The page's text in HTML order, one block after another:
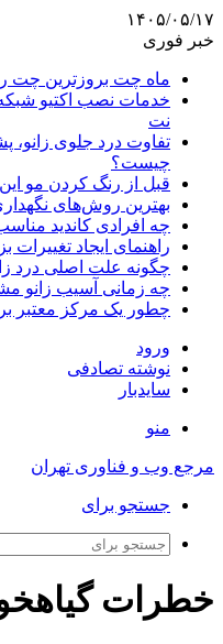
۱۴۰۵/۰۵/۱۷
خبر فوری
ماه چت بروزترین چت
خدمات نصب اکتیو
نت
تفاوت درد جلوی زانو،
چیست؟
قبل از رنگ کردن مو این
بهترین روش‌های
چه افرادی کاندید
راهنمای ایجاد
چگونه علت اصلی درد
چه زمانی آسیب زانو
چطور یک مرکز معتبر
ورود
نوشته تصادفی
سایدبار
منو
مرجع وب و فناوری تهران
جستجو برای
خطرات